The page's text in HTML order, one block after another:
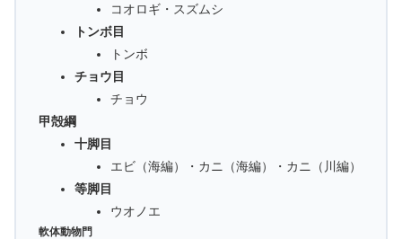
コオロギ・スズムシ
トンボ目
トンボ
チョウ目
チョウ
甲殻綱
十脚目
エビ（海編）・カニ（海編）・カニ（川編）
等脚目
ウオノエ
軟体動物門